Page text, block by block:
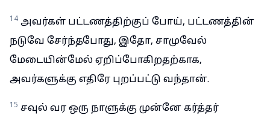
14 அவர்கள் பட்டணத்திற்குப் போய், பட்டணத்தின்
நடுவே சேர்ந்தபோது, இதோ, சாமுவேல்
மேடையின்மேல் ஏறிப்போகிறதற்காக,
அவர்களுக்கு எதிரே புறப்பட்டு வந்தான்.
15 சவுல் வர ஒரு நாளுக்கு முன்னே கர்த்தர்